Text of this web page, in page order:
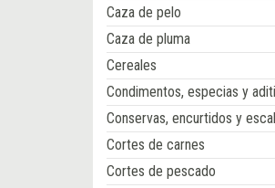
Caza de pelo
Caza de pluma
Cereales
Condimentos, especias y
Conservas, encurtidos y
Cortes de carnes
Cortes de pescado